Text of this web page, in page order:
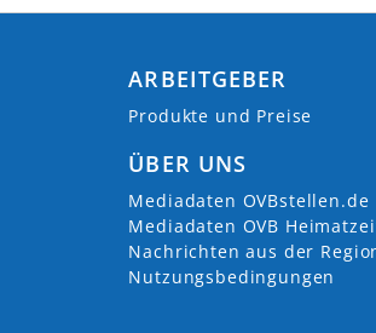
ARBEITGEBER
Produkte und Preise
ÜBER UNS
Mediadaten OVBstellen.de
Mediadaten OVB
Nachrichten aus der
Nutzungsbedingungen